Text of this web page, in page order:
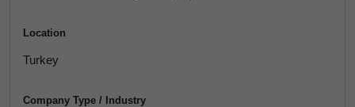
Location
Turkey
Company Type / Industry